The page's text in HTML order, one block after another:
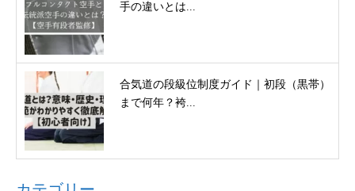
手の違いとは...
合気道の段級位制度ガイド｜初段（黒帯）
まで何年？袴...